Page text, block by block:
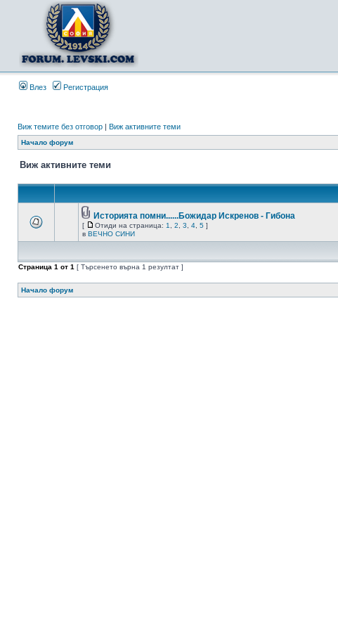
Влез Регистрация
Виж темите без отговор | Виж активните теми
Начало форум
Виж активните теми
Историята помни......Божидар Искренов - Гибона
[ Отиди на страница: 1 2 3 4 5 ]
в ВЕЧНО СИНИ
Страница 1 от 1 [ Търсенето върна 1 резултат ]
Начало форум